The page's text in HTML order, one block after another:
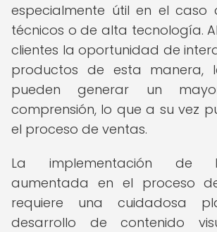
especialmente útil en el caso
técnicos o de alta tecnología.
clientes la oportunidad de
productos de esta manera,
pueden generar un
comprensión, lo que a su vez
el proceso de ventas.
La implementación de
aumentada en el proceso
requiere una cuidadosa
desarrollo de contenido